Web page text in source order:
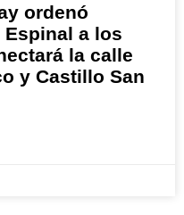
ordenó
a los
la calle
y Castillo San